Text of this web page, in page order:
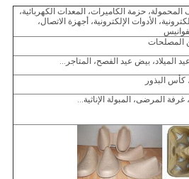
المحمولة، حزمة الكاميرات، المعدات الكهربائية،
الأدوات الإلكترونية، أجهزة الاتصال،
الميلاد، بيض عيد الفصح، المتاجر...
كأس البذور
غرفة المرضى، المبولة الإناثية...